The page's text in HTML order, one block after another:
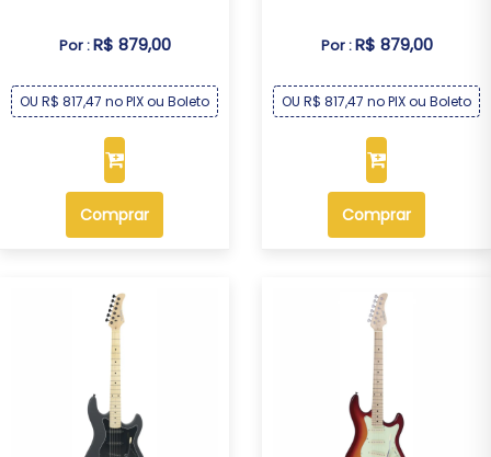
Por :R$ 879,00
OU R$ 817,47 no PIX ou Boleto
Comprar
Por :R$ 879,00
OU R$ 817,47 no PIX ou Boleto
Comprar